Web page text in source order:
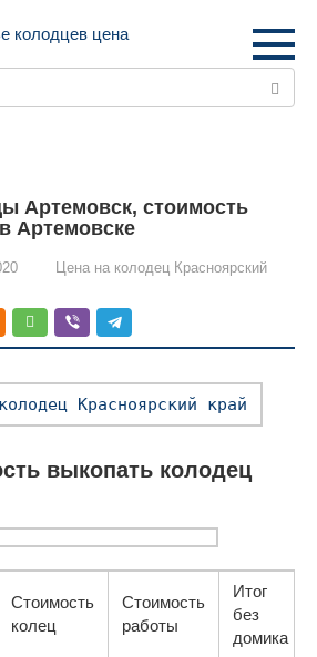
Артемовск, стоимость
Артемовске
Цена на колодец Красноярский
Красноярский край
выкопать колодец
Стоимость
колец
Стоимость
работы
Итог
без
домика